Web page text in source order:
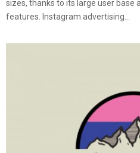
sizes, thanks to its large user base
features. Instagram advertising...